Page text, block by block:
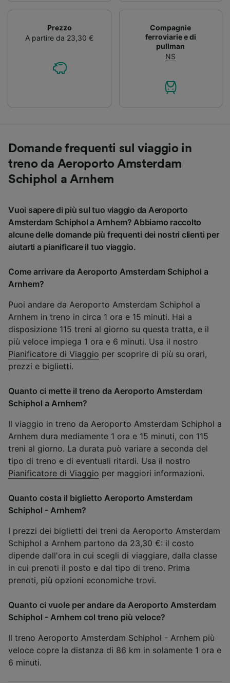
Prezzo
A partire da 23,30 €
Compagnie
ferroviarie e di
pullman
NS
Domande frequenti sul viaggio in
treno da Aeroporto Amsterdam
Schiphol a Arnhem
Vuoi sapere di più sul tuo viaggio da Aeroporto
Amsterdam Schiphol a Arnhem? Abbiamo raccolto
alcune delle domande più frequenti dei nostri clienti per
aiutarti a pianificare il tuo viaggio.
Come arrivare da Aeroporto Amsterdam Schiphol a
Arnhem?
Puoi andare da Aeroporto Amsterdam Schiphol a
Arnhem in treno in circa 1 ora e 15 minuti. Hai a
disposizione 115 treni al giorno su questa tratta, e il
più veloce impiega 1 ora e 6 minuti. Usa il nostro
Pianificatore di Viaggio per scoprire di più su orari,
prezzi e biglietti.
Quanto ci mette il treno da Aeroporto Amsterdam
Schiphol a Arnhem?
Il viaggio in treno da Aeroporto Amsterdam Schiphol a
Arnhem dura mediamente 1 ora e 15 minuti, con 115
treni al giorno. La durata può variare a seconda del
tipo di treno e di eventuali ritardi. Usa il nostro
Pianificatore di Viaggio per maggiori informazioni.
Quanto costa il biglietto Aeroporto Amsterdam
Schiphol - Arnhem?
I prezzi dei biglietti dei treni da Aeroporto Amsterdam
Schiphol a Arnhem partono da 23,30 €: il costo
dipende dall'ora in cui scegli di viaggiare, dalla classe
in cui prenoti il posto e dal tipo di treno. Prima
prenoti, più opzioni economiche trovi.
Quanto ci vuole per andare da Aeroporto Amsterdam
Schiphol - Arnhem col treno più veloce?
Il treno Aeroporto Amsterdam Schiphol - Arnhem più
veloce copre la distanza di 86 km in solamente 1 ora e
6 minuti.